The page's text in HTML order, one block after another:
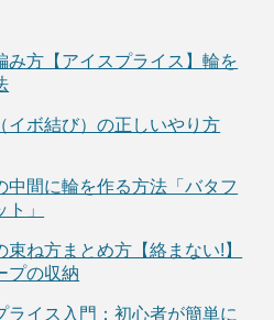
み方【アイスプライス】輪を
イボ結び）の正しいやり方
中間に輪を作る方法「バタフ
」
束ね方まとめ方【絡まない!】
プの収納
ライス入門：初心者が簡単に